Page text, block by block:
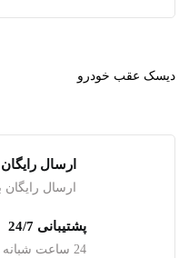
دیسک عقب خودرو
ارسال رایگان
ارسال رایگان بالای 1
پشتیبانی 24/7
24 ساعت شبانه روز با ما تماس بگیرید